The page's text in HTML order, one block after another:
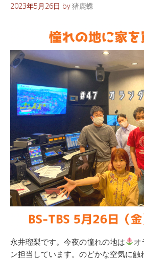
2023年5月26日 by猪鹿蝶
永井瑠梨です。今夜の憧れの地は オ
ン担当しています。のどかな空気に